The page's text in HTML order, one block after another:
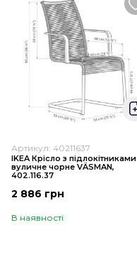
Артикул: 40211637
IKEA Крісло з підлокітниками
вуличне чорне VÄSMAN,
402.116.37
2 886 грн
В наявності